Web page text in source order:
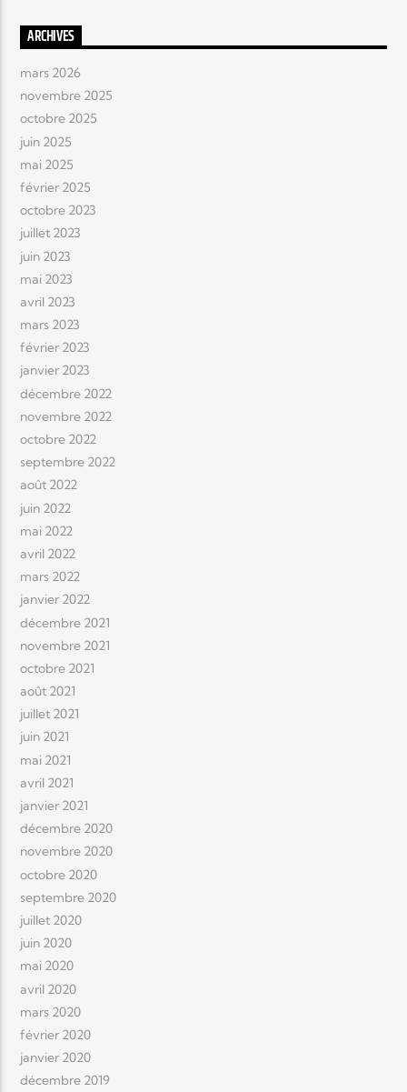
ARCHIVES
mars 2026
novembre 2025
octobre 2025
juin 2025
mai 2025
février 2025
octobre 2023
juillet 2023
juin 2023
mai 2023
avril 2023
mars 2023
février 2023
janvier 2023
décembre 2022
novembre 2022
octobre 2022
septembre 2022
août 2022
juin 2022
mai 2022
avril 2022
mars 2022
janvier 2022
décembre 2021
novembre 2021
octobre 2021
août 2021
juillet 2021
juin 2021
mai 2021
avril 2021
janvier 2021
décembre 2020
novembre 2020
octobre 2020
septembre 2020
juillet 2020
juin 2020
mai 2020
avril 2020
mars 2020
février 2020
janvier 2020
décembre 2019